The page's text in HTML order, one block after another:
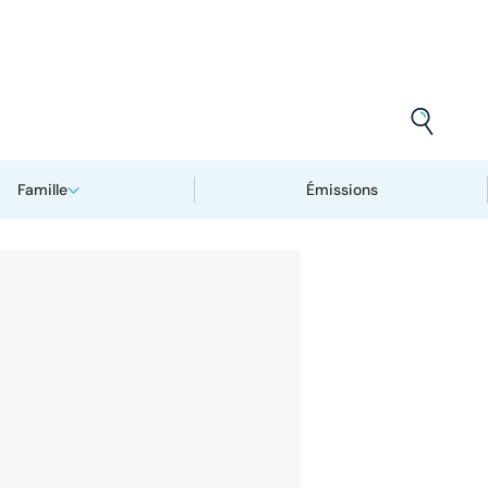
Famille Émissions